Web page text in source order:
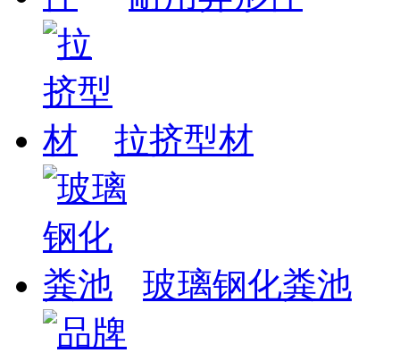
拉挤型材
玻璃钢化粪池